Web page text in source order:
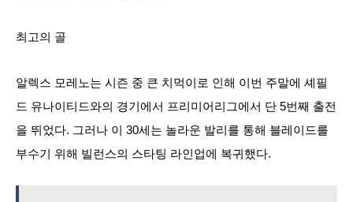
최고의 골
알렉스 모레노는 시즌 중 큰 치먹이로 인해 이번 주말에 셰필
드 유나이티드와의 경기에서 프리미어리그에서 단 5번째 출전
을 뛰었다. 그러나 이 30세는 놀라운 발리를 통해 블레이드를
부수기 위해 빌런스의 스타팅 라인업에 복귀했다.